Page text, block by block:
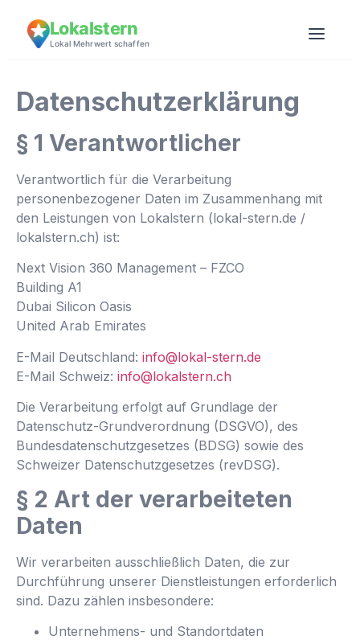
Lokalstern
Lokal Mehrwert schaffen
+49 1515 6913786
anfrage@lokal-stern.de
Datenschutzerklärung
§ 1 Verantwortlicher
Verantwortlich für die Verarbeitung
personenbezogener Daten im Zusammenhang mit
den Leistungen von Lokalstern (lokal-stern.de /
lokalstern.ch) ist:
Next Vision 360 Management – FZCO
Building A1
Dubai Silicon Oasis
United Arab Emirates
E-Mail Deutschland: info@lokal-stern.de
E-Mail Schweiz: info@lokalstern.ch
Die Verarbeitung erfolgt auf Grundlage der
Datenschutz-Grundverordnung (DSGVO), des
Bundesdatenschutzgesetzes (BDSG) sowie des
Schweizer Datenschutzgesetzes (revDSG).
§ 2 Art der verarbeiteten
Daten
Wir verarbeiten ausschließlich Daten, die zur
Durchführung unserer Dienstleistungen erforderlich
sind. Dazu zählen insbesondere:
Unternehmens- und Standortdaten